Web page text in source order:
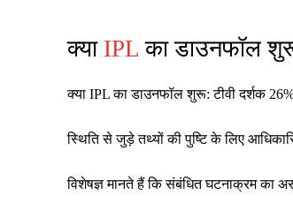
क्या IPL का डाउनफॉल
क्या IPL का डाउनफॉल शुरू: टीवी दर्शक
स्थिति से जुड़े तथ्यों की पुष्टि के लिए
विशेषज्ञ मानते हैं कि संबंधित घटनाक्रम का